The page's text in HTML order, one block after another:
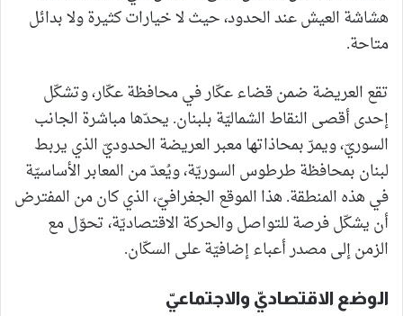
هشاشة العيش عند الحدود، حيث لا خيارات كثيرة ولا بدائل
متاحة.
تقع العريضة ضمن قضاء عكّار في محافظة عكّار، وتشكّل
إحدى أقصى النقاط الشماليّة بلبنان. يحدّها مباشرة الجانب
السوريّ، ويمرّ بمحاذاتها معبر العريضة الحدوديّ الذي يربط
لبنان بمحافظة طرطوس السوريّة، ويُعدّ من المعابر الأساسيّة
في هذه المنطقة. هذا الموقع الجغرافيّ، الذي كان من المفترض
أن يشكّل فرصة للتواصل والحركة الاقتصاديّة، تحوّل مع
الزمن إلى مصدر أعباء إضافيّة على السكّان.
الوضع الاقتصاديّ والاجتماعيّ